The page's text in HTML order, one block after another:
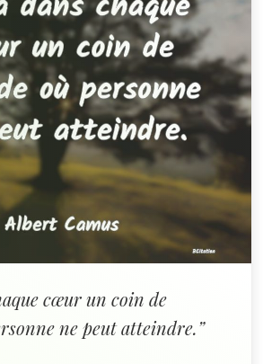
cœur un coin de
ne peut atteindre.”